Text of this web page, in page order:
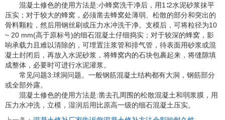
混凝土修色的使用方法是:小蜂窝洗干净后，用1∶2水泥砂浆抹平
压实；对于较大的蜂窝，必须凿去蜂窝处薄弱、松散的部分和突出的
骨料颗粒，然后用钢丝刷或压力水冲洗干净。支模后，可将粒径为10
~ 20 mm(高于原标号)的细石混凝土仔细捣实；对于较深的蜂窝，影
响承载力且难以清除的，可埋置注浆管和排气管，待表面用砂浆或混
凝土封闭后，再放入水泥砂浆，将蜂窝内的石块包裹起来，将缝隙填
成整体，必要时可进行水泥灌浆。
常见问题3:球洞问题。一般钢筋混凝土结构都有大洞，钢筋部分
或全部外露。
混凝土修色的使用方法是:凿去孔周围的松散混凝土和弱浆膜，用
压力水冲洗，立模，湿润后用比原高一级的细石混凝土压实。